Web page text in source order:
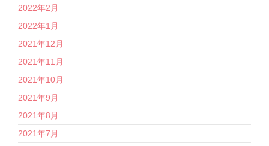
2022年2月
2022年1月
2021年12月
2021年11月
2021年10月
2021年9月
2021年8月
2021年7月